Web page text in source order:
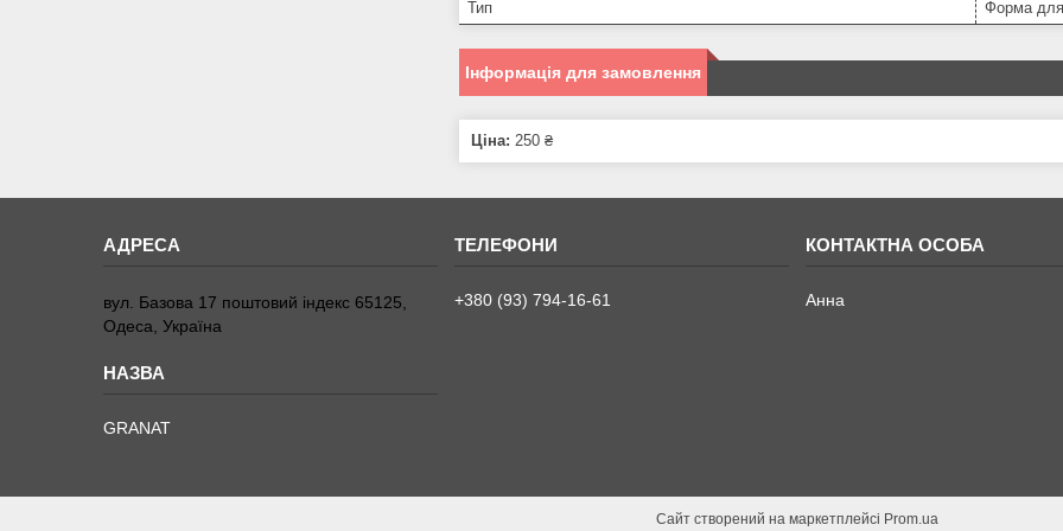
Тип Форма для
Інформація для замовлення
Ціна: 250 ₴
вул. Базова 17 поштовий індекс 65125,
Одеса, Україна
GRANAT
+380 (93) 794-16-61 Анна
Сайт створений на маркетплейсі Prom.ua